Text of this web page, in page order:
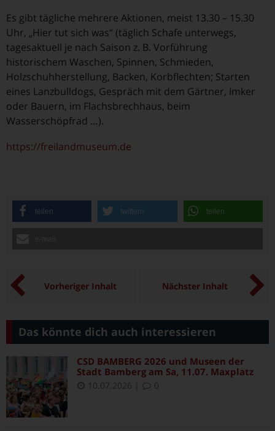
Es gibt tägliche mehrere Aktionen, meist 13.30 – 15.30
Uhr, „Hier tut sich was“ (täglich Schafe unterwegs,
tagesaktuell je nach Saison z. B. Vorführung
historischem Waschen, Spinnen, Schmieden,
Holzschuhherstellung, Backen, Korbflechten; Starten
eines Lanzbulldogs, Gespräch mit dem Gärtner, Imker
oder Bauern, im Flachsbrechhaus, beim
Wasserschöpfrad …).
https://freilandmuseum.de
teilen twittern teilen
Vorheriger Inhalt Nächster Inhalt
Das könnte dich auch interessieren
CSD BAMBERG 2026 und Museen der
Stadt Bamberg am Sa, 11.07. Maxplatz
10.07.2026 0